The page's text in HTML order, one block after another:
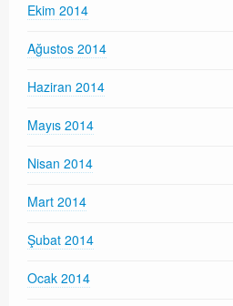
Ekim 2014
Ağustos 2014
Haziran 2014
Mayıs 2014
Nisan 2014
Mart 2014
Şubat 2014
Ocak 2014